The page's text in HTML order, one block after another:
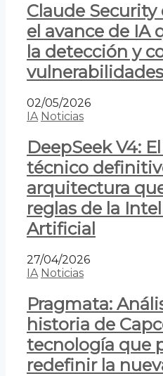
Claude
el avance de IA
la detección y
02/05/2026
IA Noticias
DeepSeek V4:
técnico
arquitectura
reglas de la
Artificial
27/04/2026
IA Noticias
Pragmata:
historia de
tecnología que
redefinir la